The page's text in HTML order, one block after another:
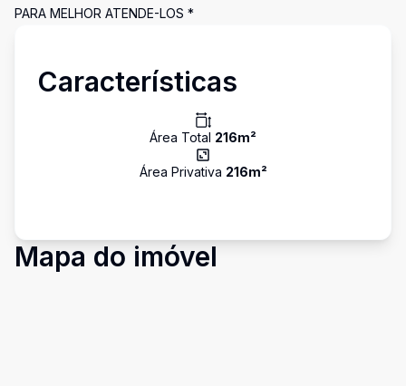
PARA MELHOR ATENDE-LOS *
Características
Área Total 216m²
Área Privativa 216m²
Mapa do imóvel